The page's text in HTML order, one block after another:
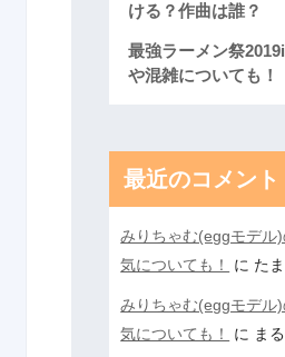
ける？作曲は誰？
最強ラーメン祭
や混雑についても！
最近のコメント
みりちゃむ(eggモデル
気についても！
に たま
みりちゃむ(eggモデル
気についても！
に ま